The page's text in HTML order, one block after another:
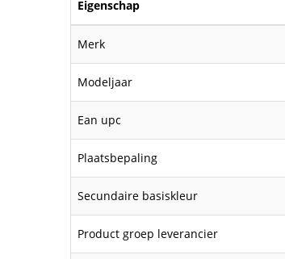
Eigenschap
Merk
Modeljaar
Ean upc
Plaatsbepaling
Secundaire basiskleur
Product groep leverancier